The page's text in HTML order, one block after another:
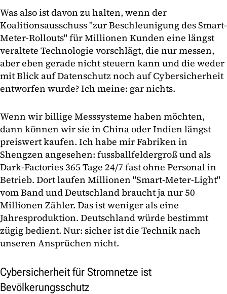
Was also ist davon zu halten, wenn der
Koalitionsausschuss "zur Beschleunigung des Smart-
Meter-Rollouts" für Millionen Kunden eine längst
veraltete Technologie vorschlägt, die nur messen,
aber eben gerade nicht steuern kann und die weder
mit Blick auf Datenschutz noch auf Cybersicherheit
entworfen wurde? Ich meine: gar nichts.
Wenn wir billige Messsysteme haben möchten,
dann können wir sie in China oder Indien längst
preiswert kaufen. Ich habe mir Fabriken in
Shengzen angesehen: fussballfeldergroß und als
Dark-Factories 365 Tage 24/7 fast ohne Personal in
Betrieb. Dort laufen Millionen "Smart-Meter-Light"
vom Band und Deutschland braucht ja nur 50
Millionen Zähler. Das ist weniger als eine
Jahresproduktion. Deutschland würde bestimmt
zügig bedient. Nur: sicher ist die Technik nach
unseren Ansprüchen nicht.
Cybersicherheit für Stromnetze ist
Bevölkerungsschutz